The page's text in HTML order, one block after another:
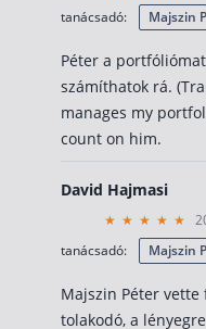
tanácsadó:
Majszin
Péter a
számíthatok rá.
manages my
count on him.
David Hajmasi
tanácsadó:
Majszin
Majszin Péter
tolakodó, a